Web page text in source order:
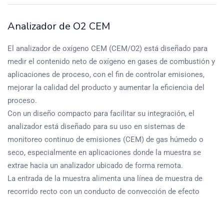
Analizador de O2 CEM
El analizador de oxígeno CEM (CEM/O2) está diseñado para
medir el contenido neto de oxígeno en gases de combustión y
aplicaciones de proceso, con el fin de controlar emisiones,
mejorar la calidad del producto y aumentar la eficiencia del
proceso.
Con un diseño compacto para facilitar su integración, el
analizador está diseñado para su uso en sistemas de
monitoreo continuo de emisiones (CEM) de gas húmedo o
seco, especialmente en aplicaciones donde la muestra se
extrae hacia un analizador ubicado de forma remota.
La entrada de la muestra alimenta una línea de muestra de
recorrido recto con un conducto de convección de efecto